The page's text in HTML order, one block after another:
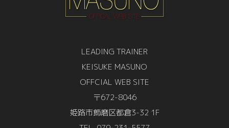
LEADING TRAINER
KEISUKE MASUNO
OFFCIAL WEB SITE
〒672-8046
姫路市飾磨区都倉3-32 1F